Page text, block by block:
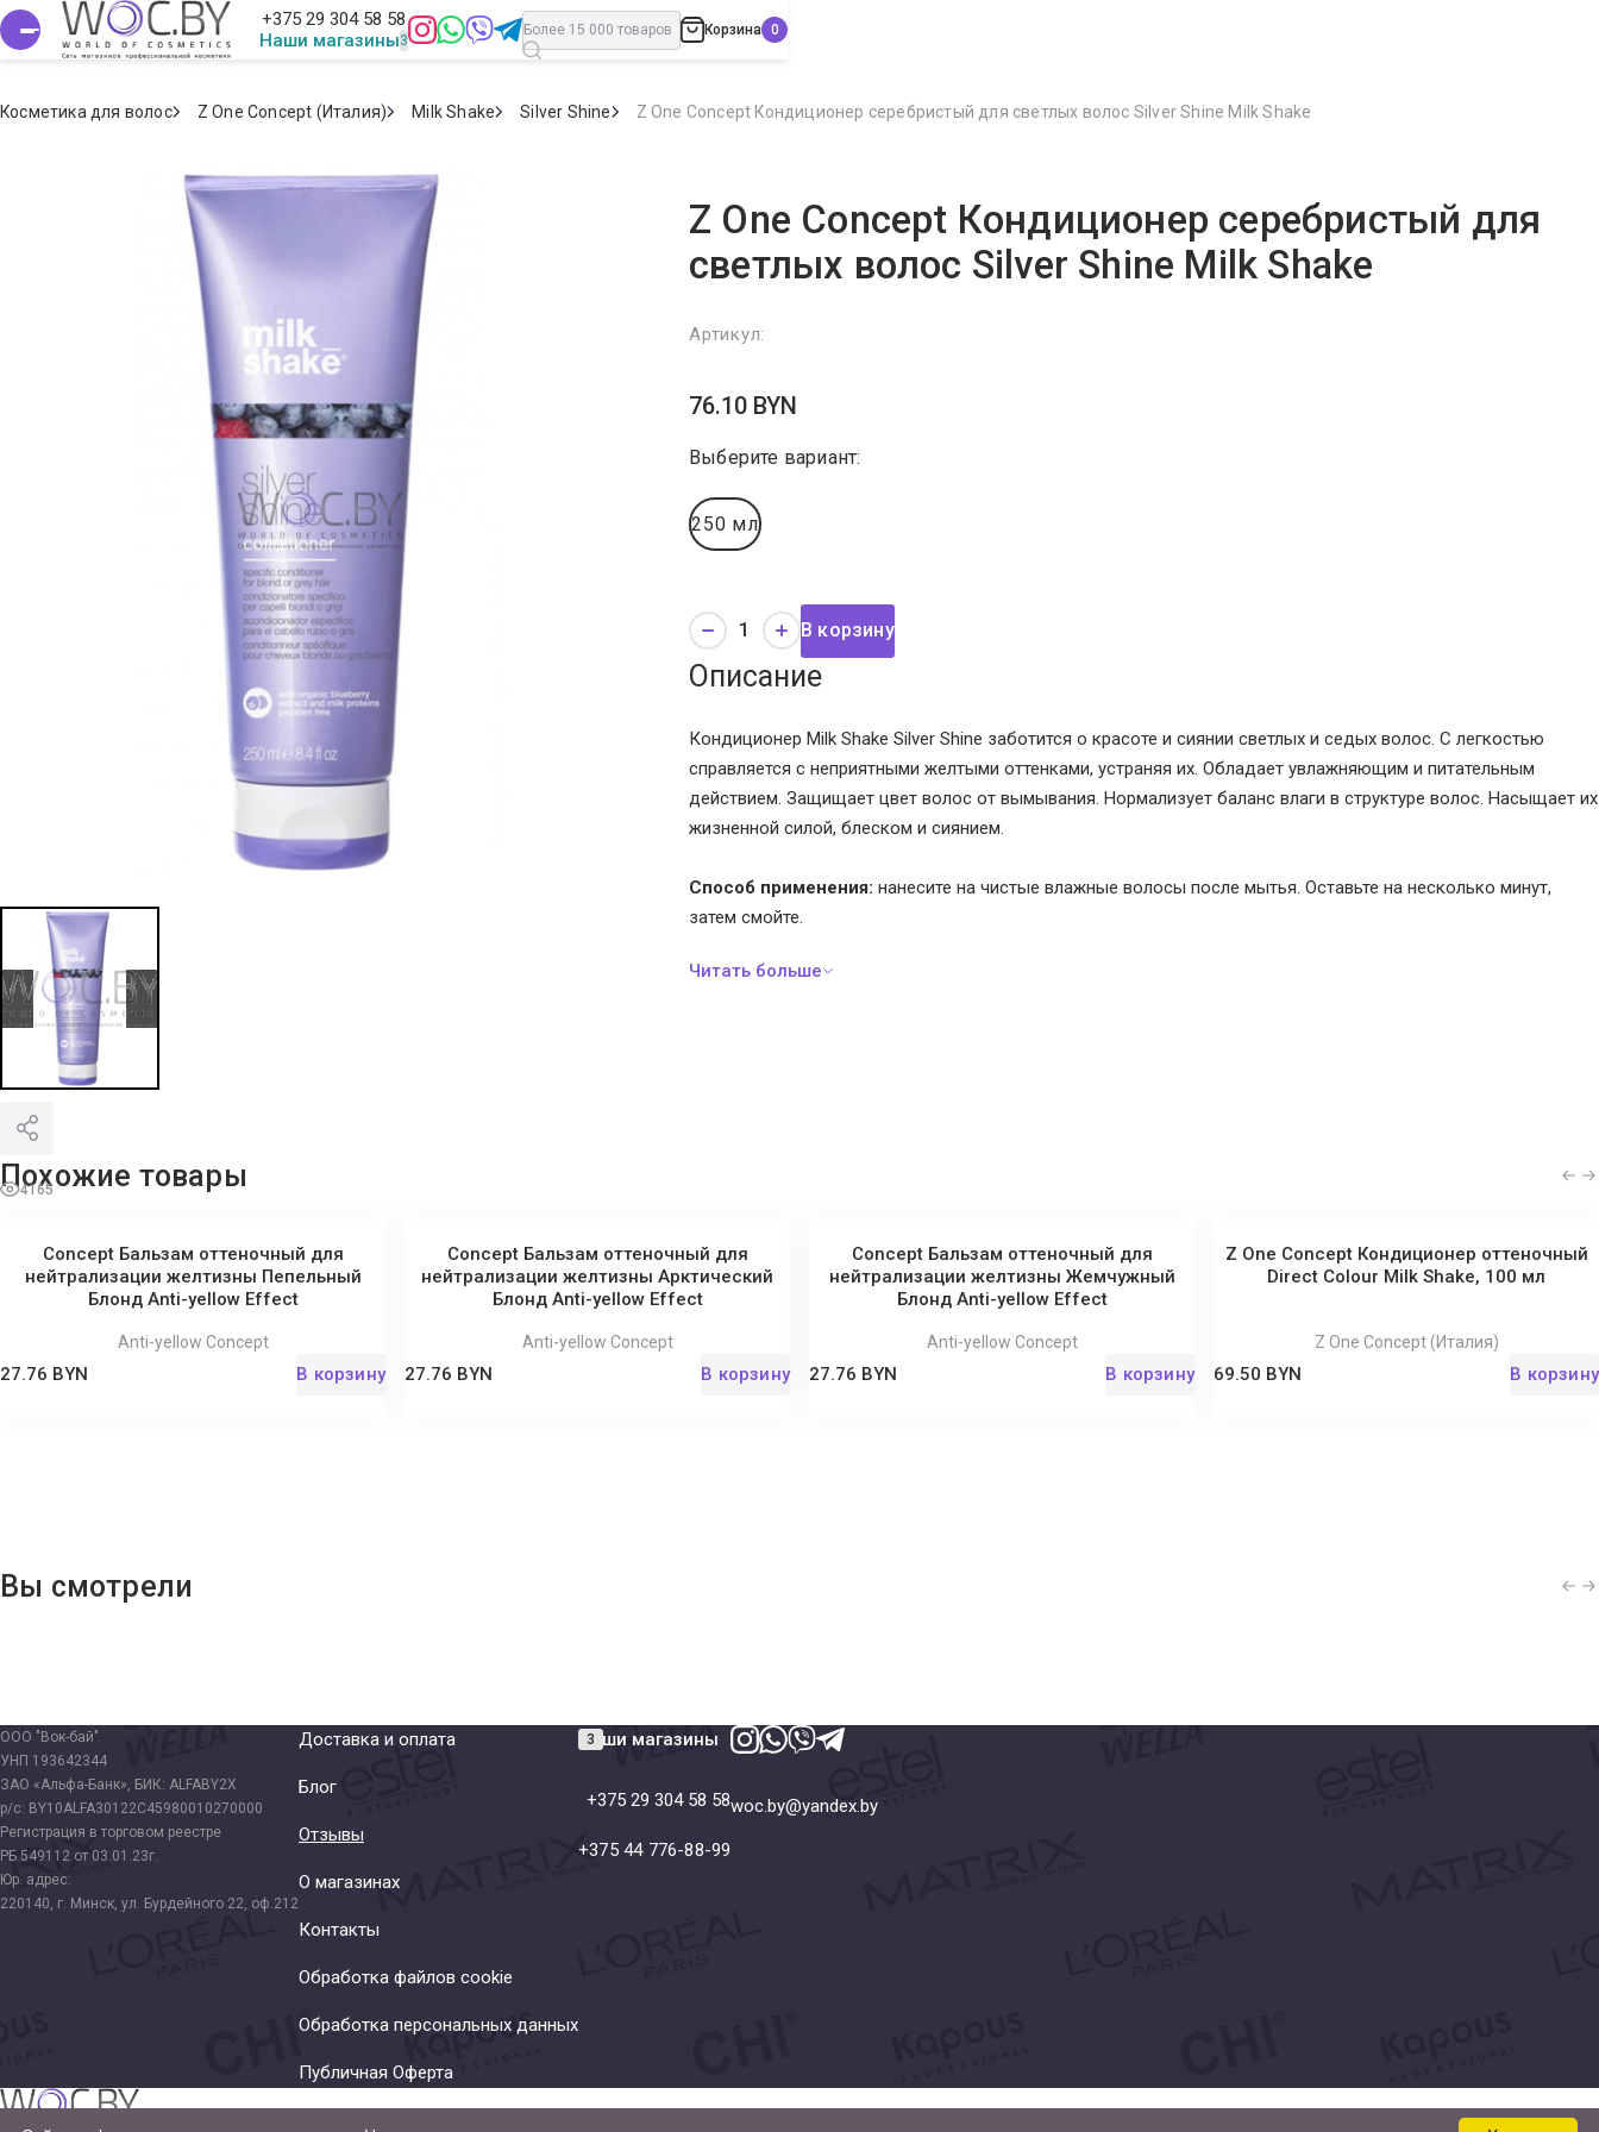
+375 29 304 58 58
Наши магазины
Корзина
Косметика для волос Z One Concept (Италия) Milk Shake Silver Shine Z One Concept Кондиционер серебристый для светлых волос Silver Shine Milk Shake
4165
Z One Concept Кондиционер серебристый для
светлых волос Silver Shine Milk Shake
Артикул:
76.10 BYN
Выберите вариант:
250 мл
В корзину
Описание
Кондиционер Milk Shake Silver Shine заботится о красоте и сиянии светлых и седых волос. С легкостью
справляется с неприятными желтыми оттенками, устраняя их. Обладает увлажняющим и питательным
действием. Защищает цвет волос от вымывания. Нормализует баланс влаги в структуре волос. Насыщает их
жизненной силой, блеском и сиянием.
Способ применения: нанесите на чистые влажные волосы после мытья. Оставьте на несколько минут,
затем смойте.
Похожие товары
Concept Бальзам оттеночный для
нейтрализации желтизны Пепельный
Блонд Anti-yellow Effect
Anti-yellow Concept
27.76 BYN В корзину
Concept Бальзам оттеночный для
нейтрализации желтизны Арктический
Блонд Anti-yellow Effect
Anti-yellow Concept
27.76 BYN В корзину
Concept Бальзам оттеночный для
нейтрализации желтизны Жемчужный
Блонд Anti-yellow Effect
Anti-yellow Concept
27.76 BYN В корзину
Z One Concept Кондиционер оттеночный
Direct Colour Milk Shake, 100 мл
Z One Concept (Италия)
69.50 BYN В корзину
Вы смотрели
ООО "Вок-бай"
УНП 193642344
ЗАО «Альфа-Банк», БИК: ALFABY2X
р/с: BY10ALFA30122C45980010270000
Регистрация в торговом реестре
РБ 549112 от 03.01.23г.
Юр. адрес:
220140, г. Минск, ул. Бурдейного 22, оф.212
Доставка и оплата
Блог
Отзывы
О магазинах
Контакты
Обработка файлов cookie
Обработка персональных данных
Публичная Оферта
Наши магазины
+375 29 304 58 58
+375 44 776-88-99
woc.by@yandex.by